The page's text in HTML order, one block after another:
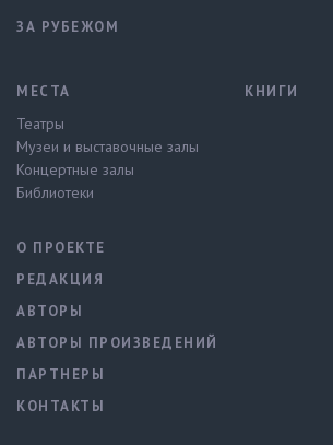
ЗА РУБЕЖОМ
МЕСТА
Театры
Музеи и выставочные залы
Концертные залы
Библиотеки
КНИГИ
О ПРОЕКТЕ
РЕДАКЦИЯ
АВТОРЫ
АВТОРЫ ПРОИЗВЕДЕНИЙ
ПАРТНЕРЫ
КОНТАКТЫ